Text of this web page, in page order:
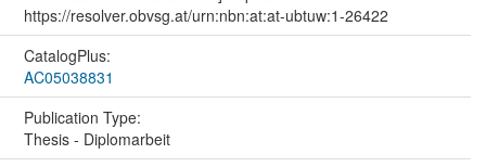
https://resolver.obvsg.at/urn:nbn:at:at-ubtuw:1-26422
CatalogPlus:
AC05038831
Publication Type:
Thesis - Diplomarbeit